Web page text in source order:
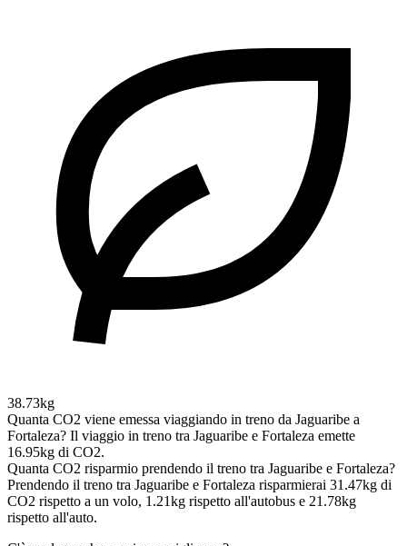
38.73kg
Quanta CO2 viene emessa viaggiando in treno da Jaguaribe a
Fortaleza? Il viaggio in treno tra Jaguaribe e Fortaleza emette
16.95kg di CO2.
Quanta CO2 risparmio prendendo il treno tra Jaguaribe e Fortaleza?
Prendendo il treno tra Jaguaribe e Fortaleza risparmierai 31.47kg di
CO2 rispetto a un volo, 1.21kg rispetto all'autobus e 21.78kg
rispetto all'auto.